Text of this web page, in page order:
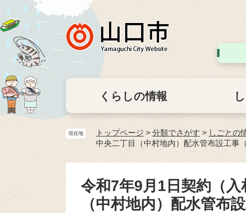
くらしの情報
現在地 トップページ > 分類でさがす > しごとの
中央二丁目（中村地内）配水管布設工事
令和7年9月1日契約（入
（中村地内）配水管布